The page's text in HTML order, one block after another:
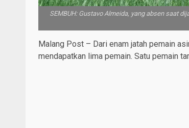
SEMBUH: Gustavo Almeida, yang absen saat
Malang Post – Dari enam jatah pemain
mendapatkan lima pemain. Satu pemain